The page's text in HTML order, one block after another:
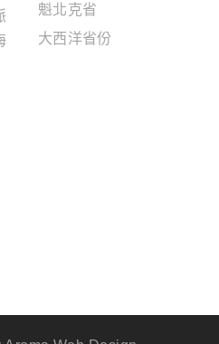
魁北克省
大西洋省份